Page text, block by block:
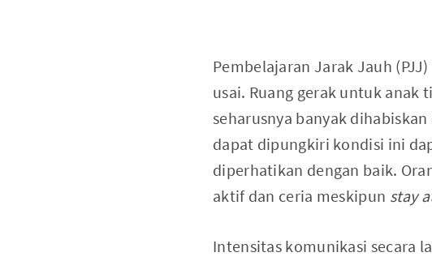
Pembelajaran Jarak Jauh
usai. Ruang gerak untuk anak
seharusnya banyak
dapat dipungkiri kondisi ini
diperhatikan dengan baik.
aktif dan ceria meskipun stay
Intensitas komunikasi secara